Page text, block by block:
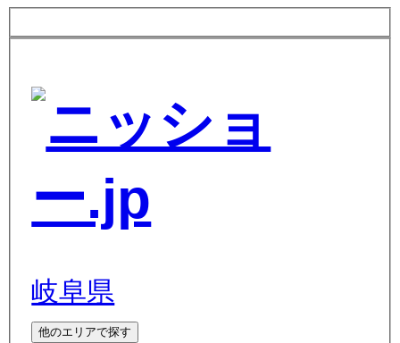
岐阜県
他のエリアで探す